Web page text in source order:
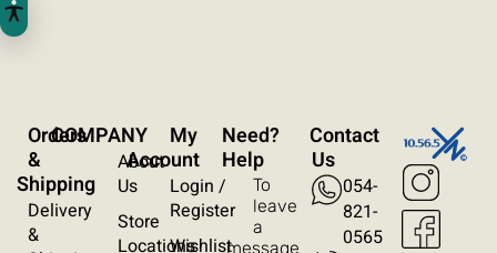
?Need
Help
To
leave
a
message
Contact
Us
054-
821-
0565
Orders
&
Shipping
Delivery
&
My
Account
Login /
Register
Wishlist
COMPANY
About
Us
Store
Locations
פונט קריא
עצירת אנימציות
ריווח טקסט